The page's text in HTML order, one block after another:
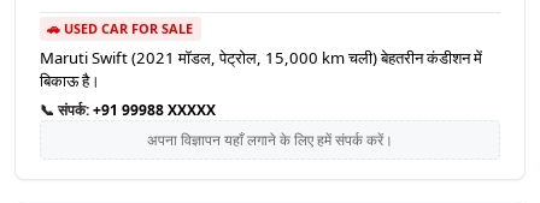
🚗 USED CAR FOR SALE
Maruti Swift (2021 मॉडल, पेट्रोल, 15,000 km चली) बेहतरीन कंडीशन में
बिकाऊ है।
📞 संपर्क:+91 99988 XXXXX
अपना विज्ञापन यहाँ लगाने के लिए हमें संपर्क करें।